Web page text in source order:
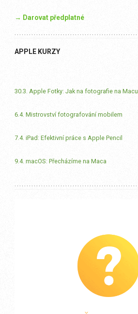
→ Darovat předplatné
APPLE KURZY
30.3. Apple Fotky: Jak na fotografie na Macu
6.4. Mistrovství fotografování mobilem
7.4. iPad: Efektivní práce s Apple Pencil
9.4. macOS: Přecházíme na Maca